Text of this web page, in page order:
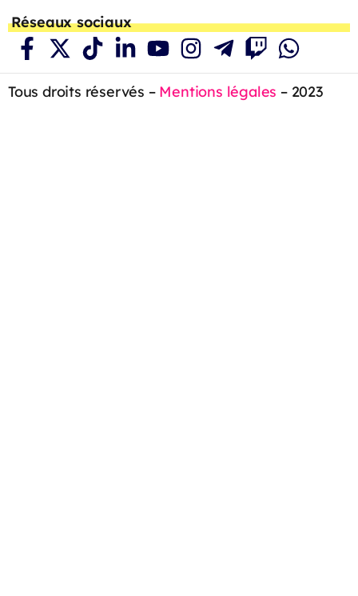
Réseaux sociaux
Tous droits réservés – Mentions légales – 2023